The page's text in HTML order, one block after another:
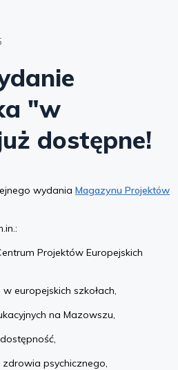
"w
dostępne!
wydania Magazynu Projektów
Projektów Europejskich
europejskich szkołach,
na Mazowszu,
psychicznego,